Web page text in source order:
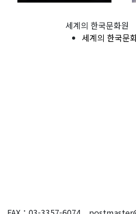
세계의 한국문화원
세계의 한국문